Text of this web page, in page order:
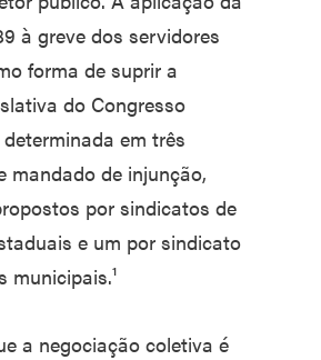
à greve dos servidores
forma de suprir a
do Congresso
em três
mandado de injunção,
por sindicatos de
e um por sindicato
municipais.¹
a negociação coletiva é